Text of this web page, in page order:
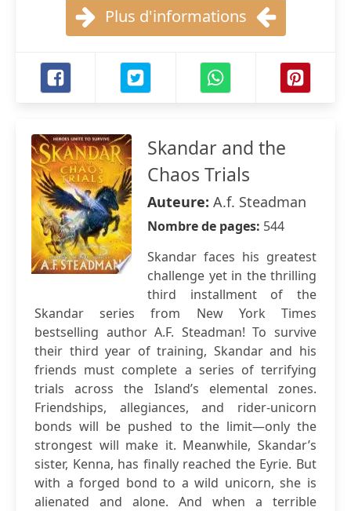
Plus d'informations
Skandar and the
Chaos Trials
Auteure: A.f. Steadman
Nombre de pages: 544
Skandar faces his greatest
challenge yet in the thrilling
third installment of the
Skandar series from New York Times
bestselling author A.F. Steadman! To survive
their third year of training, Skandar and his
friends must complete a series of terrifying
trials across the Island’s elemental zones.
Friendships, allegiances, and rider-unicorn
bonds will be pushed to the limit—only the
strongest will make it. Meanwhile, Skandar’s
sister, Kenna, has finally reached the Eyrie. But
with a forged bond to a wild unicorn, she is
alienated and alone. And when a terrible